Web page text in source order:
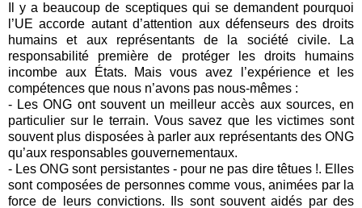
Il y a beaucoup de sceptiques qui se demandent pourquoi
l’UE accorde autant d’attention aux défenseurs des droits
humains et aux représentants de la société civile. La
responsabilité première de protéger les droits humains
incombe aux États. Mais vous avez l’expérience et les
compétences que nous n’avons pas nous-mêmes :
- Les ONG ont souvent un meilleur accès aux sources, en
particulier sur le terrain. Vous savez que les victimes sont
souvent plus disposées à parler aux représentants des ONG
qu’aux responsables gouvernementaux.
- Les ONG sont persistantes - pour ne pas dire têtues !. Elles
sont composées de personnes comme vous, animées par la
force de leurs convictions. Ils sont souvent aidés par des